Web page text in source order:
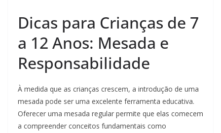
Dicas para Crianças de 7
a 12 Anos: Mesada e
Responsabilidade
À medida que as crianças crescem, a introdução de uma
mesada pode ser uma excelente ferramenta educativa.
Oferecer uma mesada regular permite que elas comecem
a compreender conceitos fundamentais como